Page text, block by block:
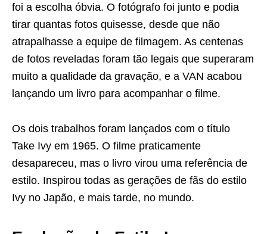
foi a escolha óbvia. O fotógrafo foi junto e podia
tirar quantas fotos quisesse, desde que não
atrapalhasse a equipe de filmagem. As centenas
de fotos reveladas foram tão legais que superaram
muito a qualidade da gravação, e a VAN acabou
lançando um livro para acompanhar o filme.
Os dois trabalhos foram lançados com o título
Take Ivy em 1965. O filme praticamente
desapareceu, mas o livro virou uma referência de
estilo. Inspirou todas as gerações de fãs do estilo
Ivy no Japão, e mais tarde, no mundo.